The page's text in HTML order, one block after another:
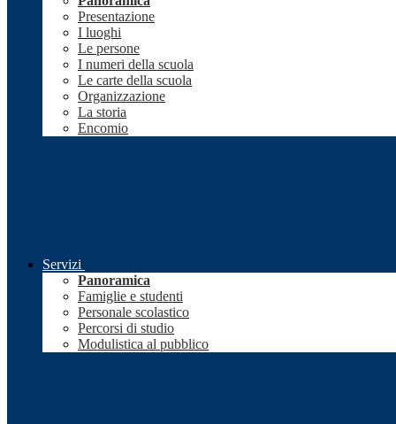
Presentazione
I luoghi
Le persone
I numeri della scuola
Le carte della scuola
Organizzazione
La storia
Encomio
Servizi
Panoramica
Famiglie e studenti
Personale scolastico
Percorsi di studio
Modulistica al pubblico